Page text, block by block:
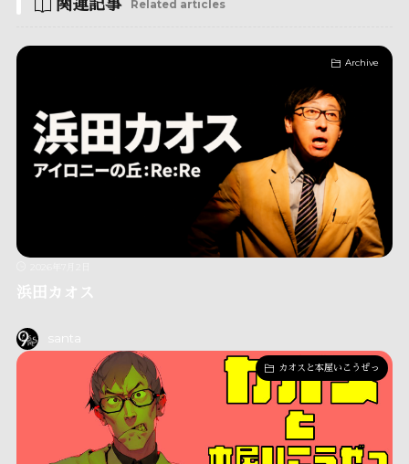
関連記事 Related articles
Archive
浜田カオス
santa
カオスと本屋いこうぜっ